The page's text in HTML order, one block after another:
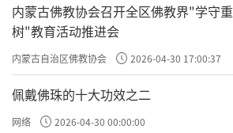
内蒙古佛教协会召开全区佛教界"学守重
树"教育活动推进会
内蒙古自治区佛教协会 2026-04-30 17:00:37
佩戴佛珠的十大功效之二
网络 2026-04-30 00:00:00